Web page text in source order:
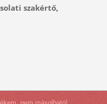
szakértő,